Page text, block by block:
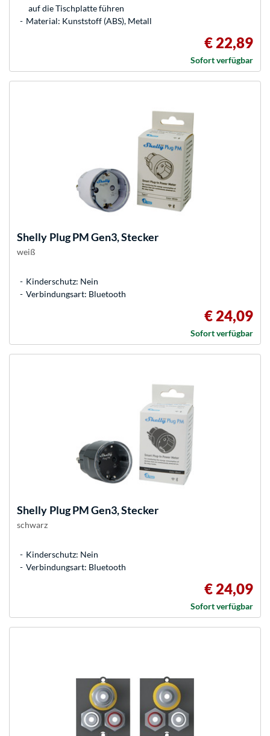
auf die Tischplatte führen
Material: Kunststoff (ABS), Metall
€ 22,89
Sofort verfügbar
Shelly Plug PM Gen3, Stecker
weiß
Kinderschutz: Nein
Verbindungsart: Bluetooth
€ 24,09
Sofort verfügbar
Shelly Plug PM Gen3, Stecker
schwarz
Kinderschutz: Nein
Verbindungsart: Bluetooth
€ 24,09
Sofort verfügbar